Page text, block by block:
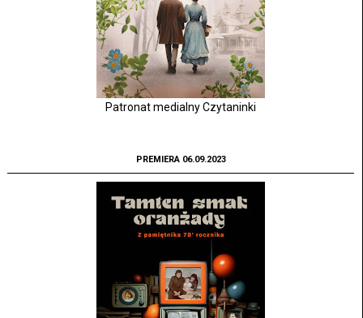
Patronat medialny Czytaninki
PREMIERA 06.09.2023